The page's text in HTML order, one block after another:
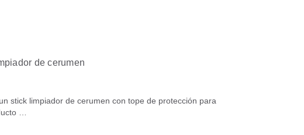
de cerumen
stick limpiador de cerumen con tope de protección para
…